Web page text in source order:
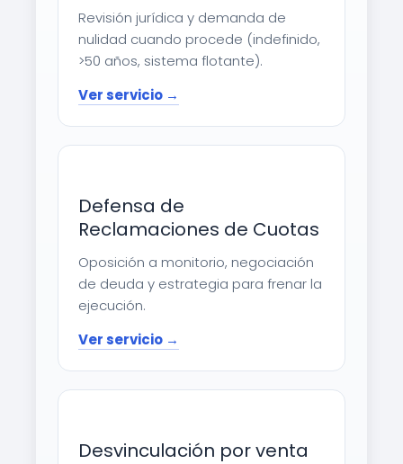
Revisión jurídica y demanda de
nulidad cuando procede (indefinido,
>50 años, sistema flotante).
Ver servicio →
Defensa de
Reclamaciones de Cuotas
Oposición a monitorio, negociación
de deuda y estrategia para frenar la
ejecución.
Ver servicio →
Desvinculación por venta